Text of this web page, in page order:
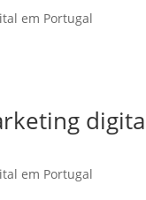
em Portugal
em Portugal